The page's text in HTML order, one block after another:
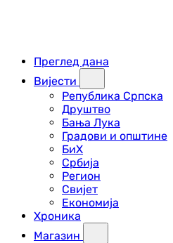
Преглед дана
Вијести
Република Српска
Друштво
Бања Лука
Градови и општине
БиХ
Србија
Регион
Свијет
Економија
Хроника
Магазин